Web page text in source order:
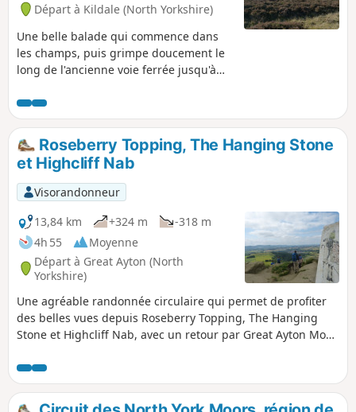
Départ à Kildale (North Yorkshire)
Une belle balade qui commence dans
les champs, puis grimpe doucement le
long de l'ancienne voie ferrée jusqu'à
d'Ingleby et Battersby Moors, puis
redescente jusqu'au point de départ.
(15,7 km avec 340 mètres de dénivelé.)
Roseberry Topping, The Hanging Stone
et Highcliff Nab
Visorandonneur
13,84 km
+324 m
-318 m
4h 55
Moyenne
Départ à Great Ayton (North
Yorkshire)
Une agréable randonnée circulaire qui permet de profiter
des belles vues depuis Roseberry Topping, The Hanging
Stone et Highcliff Nab, avec un retour par Great Ayton Moor.
garez-vous au col entre le monument du capitaine Cook et
Roseberry Topping.